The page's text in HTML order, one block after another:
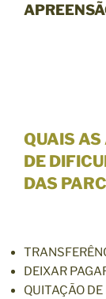
QUAIS
DE
DAS
DEIXAR
QUITAÇÃO